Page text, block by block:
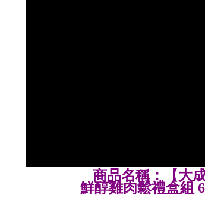
商品名稱：【大
鮮醇雞肉鬆禮盒組